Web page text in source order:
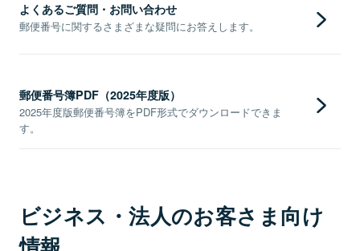
よくあるご質問・お問い合わせ
郵便番号に関するさまざまな疑問にお答えします。
郵便番号簿PDF（2025年度版）
2025年度版郵便番号簿をPDF形式でダウンロードできま
す。
ビジネス・法人のお客さま向け